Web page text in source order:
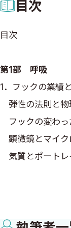
目次
目次
第1部 呼吸
1．フックの業績
弾性の法則と
フックの変わ
顕微鏡とマイ
気質とポート
もう一人のクラ